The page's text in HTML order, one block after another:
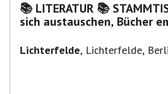
📚 LITERATUR 📚 STAMMTISCH - BRUNCH -
sich austauschen, Bücher
Lichterfelde, Lichterfelde,